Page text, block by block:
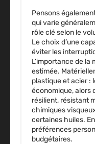
Pensons
qui varie
rôle clé selon le
Le choix d’une
éviter les
L’importance de
estimée.
plastique et acier :
économique, alors
résilient, résistant
chimiques
certaines huiles.
préférences
budgétaires.